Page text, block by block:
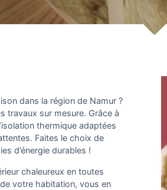
dans la région de Namur ?
travaux sur mesure. Grâce à
thermique adaptées
Faites le choix de
d’énergie durables !
chaleureux en toutes
votre habitation, vous en